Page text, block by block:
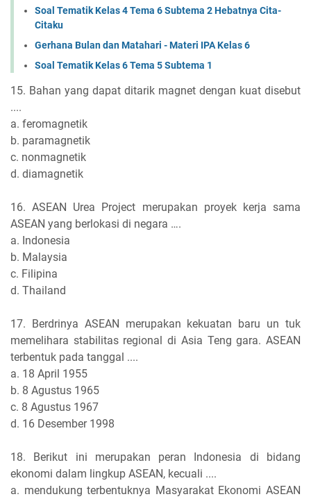
Soal Tematik Kelas 4 Tema 6 Subtema 2 Hebatnya Cita-
Citaku
Gerhana Bulan dan Matahari - Materi IPA Kelas 6
Soal Tematik Kelas 6 Tema 5 Subtema 1
15. Bahan yang dapat ditarik magnet dengan kuat disebut
....
a. feromagnetik
b. paramagnetik
c. nonmagnetik
d. diamagnetik
16. ASEAN Urea Project merupakan proyek kerja sama
ASEAN yang berlokasi di negara ….
a. Indonesia
b. Malaysia
c. Filipina
d. Thailand
17. Berdrinya ASEAN merupakan kekuatan baru un tuk
memelihara stabilitas regional di Asia Teng gara. ASEAN
terbentuk pada tanggal ....
a. 18 April 1955
b. 8 Agustus 1965
c. 8 Agustus 1967
d. 16 Desember 1998
18. Berikut ini merupakan peran Indonesia di bidang
ekonomi dalam lingkup ASEAN, kecuali ....
a. mendukung terbentuknya Masyarakat Ekonomi ASEAN